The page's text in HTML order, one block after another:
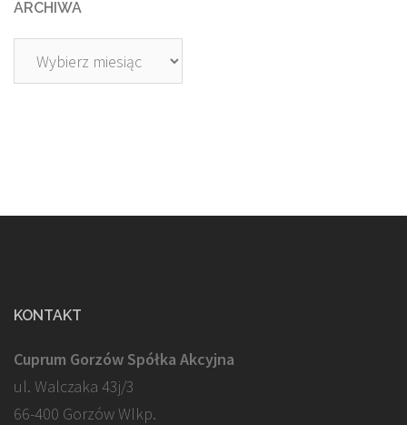
ARCHIWA
Archiwa
KONTAKT
Cuprum Gorzów Spółka Akcyjna
ul. Walczaka 43j/3
66-400 Gorzów Wlkp.